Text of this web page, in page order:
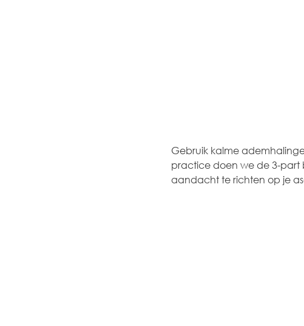
Gebruik kalme
practice doen we de 3-part
aandacht te richten op je